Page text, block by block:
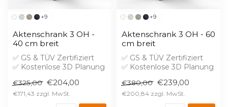
+9
Aktenschrank 3 OH -
40 cm breit
✅ GS & TÜV Zertifiziert
✅ Kostenlose 3D Planung
Aufprei...
€325,00 €204,00
€171,43
+9
Aktenschrank 3 OH - 60
cm breit
✅ GS & TÜV Zertifiziert
✅ Kostenlose 3D Planung
Aufprei...
€380,00 €239,00
€200,84